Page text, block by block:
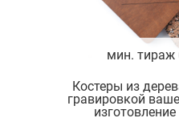
мин. тираж
Костеры из
гравировкой